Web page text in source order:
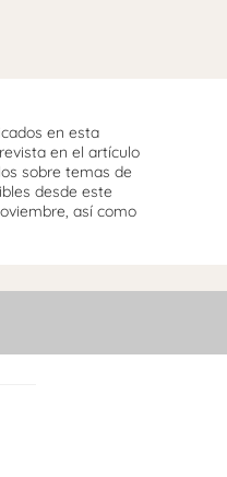
en esta
en el artículo
sobre temas de
desde este
así como